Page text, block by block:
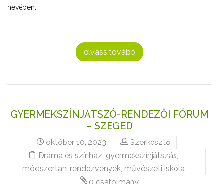
nevében.
olvass tovább
GYERMEKSZÍNJÁTSZÓ-RENDEZŐI FÓRUM
– SZEGED
október 10, 2023
Szerkesztő
Dráma és színház gyermekszínjátszás
módszertani rendezvények, művészeti iskola
0 csatolmány